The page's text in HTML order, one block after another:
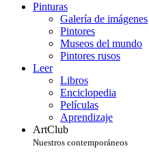
Pinturas
Galería de imágenes
Pintores
Museos del mundo
Pintores rusos
Leer
Libros
Enciclopedia
Películas
Aprendizaje
ArtClub
Nuestros contemporáneos